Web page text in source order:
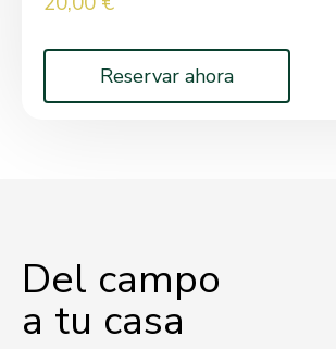
Reservar ahora
Del campo
a tu casa